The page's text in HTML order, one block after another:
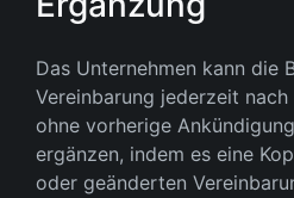
Das Unternehmen kann die
Vereinbarung jederzeit nach
ohne vorherige
ergänzen, indem es eine
oder geänderten